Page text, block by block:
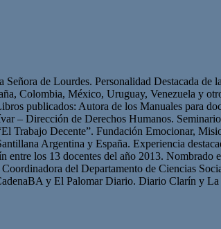
de Lourdes. Personalidad Destacada
Colombia, México, Uruguay, Venezuela y
publicados: Autora de los Manuales para
– Dirección de Derechos Humanos.
Trabajo Decente”. Fundación Emocionar,
Argentina y España. Experiencia
los 13 docentes del año 2013. Nombrado
del Departamento de Ciencias
y El Palomar Diario. Diario Clarín y